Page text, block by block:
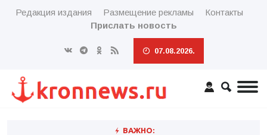
Редакция издания Размещение рекламы
Контакты
Прислать новость
07.08.2026.
ВАЖНО: